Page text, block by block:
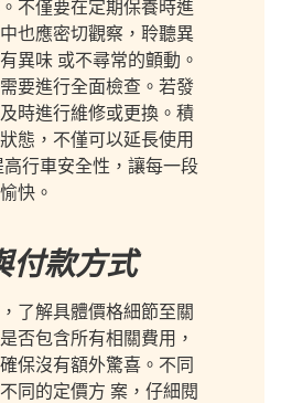
不僅要在定期保養時進
也應密切觀察，聆聽異
異味 或不尋常的顫動。
要進行全面檢查。若發
時進行維修或更換。積
態，不僅可以延長使用
行車安全性，讓每一段
快。
付款方式
了解具體價格細節至關
否包含所有相關費用，
保沒有額外驚喜。不同
同的定價方 案，仔細閱